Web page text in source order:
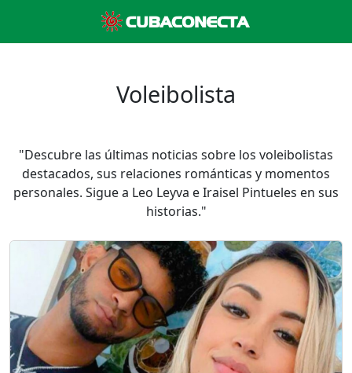
Voleibolista
"Descubre las últimas noticias sobre los voleibolistas
destacados, sus relaciones románticas y momentos
personales. Sigue a Leo Leyva e Iraisel Pintueles en sus
historias."